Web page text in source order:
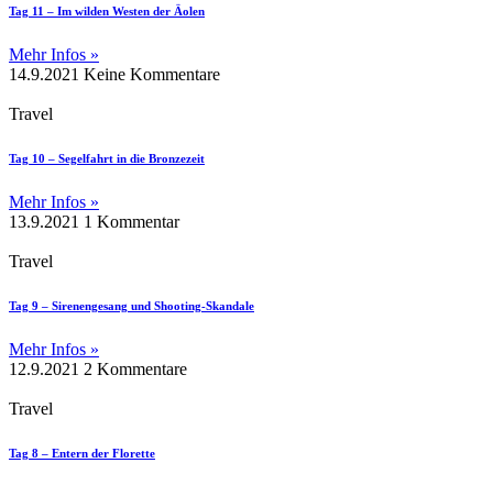
Tag 11 – Im wilden Westen der Äolen
Mehr Infos »
14.9.2021 Keine Kommentare
Travel
Tag 10 – Segelfahrt in die Bronzezeit
Mehr Infos »
13.9.2021 1 Kommentar
Travel
Tag 9 – Sirenengesang und Shooting-Skandale
Mehr Infos »
12.9.2021 2 Kommentare
Travel
Tag 8 – Entern der Florette